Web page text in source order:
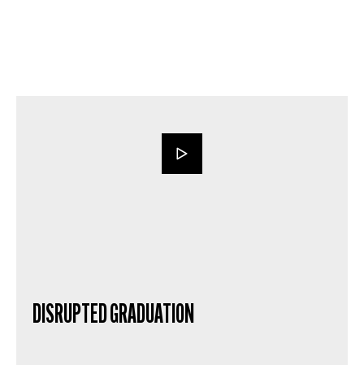
DISRUPTED GRADUATION